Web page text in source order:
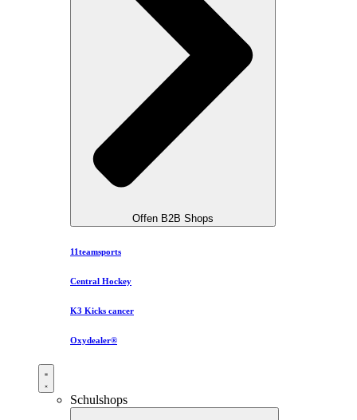
Offen B2B Shops
11teamsports
Central Hockey
K3 Kicks cancer
Oxydealer®
Schulshops